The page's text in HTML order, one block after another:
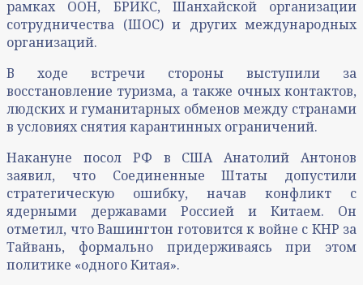
рамках ООН, БРИКС, Шанхайской организации
сотрудничества (ШОС) и других международных
организаций.
В ходе встречи стороны выступили за
восстановление туризма, а также очных контактов,
людских и гуманитарных обменов между странами
в условиях снятия карантинных ограничений.
Накануне посол РФ в США Анатолий Антонов
заявил, что Соединенные Штаты допустили
стратегическую ошибку, начав конфликт с
ядерными державами Россией и Китаем. Он
отметил, что Вашингтон готовится к войне с КНР за
Тайвань, формально придерживаясь при этом
политике «одного Китая».